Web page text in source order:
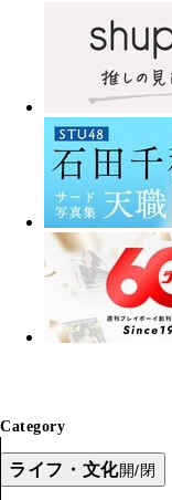
Category
ライフ・文化開/閉